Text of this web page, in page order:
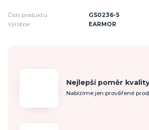
Číslo produktu:
GS0236-5
Výrobce:
EARMOR
Nejlepší poměr
Nabízíme jen prověřené